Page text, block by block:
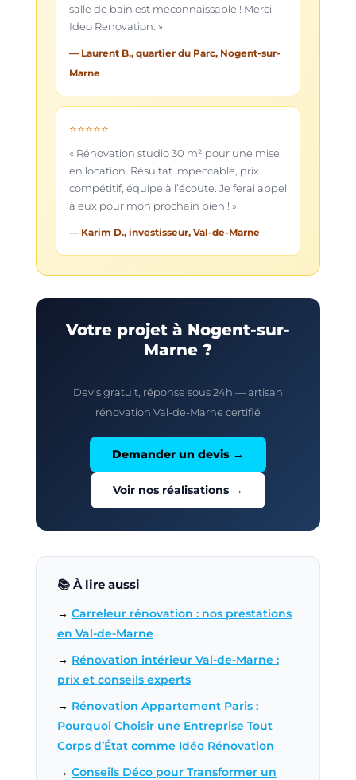
salle de bain est méconnaissable ! Merci
Ideo Renovation. »
— Laurent B., quartier du Parc, Nogent-sur-
Marne
⭐⭐⭐⭐⭐
« Rénovation studio 30 m² pour une mise
en location. Résultat impeccable, prix
compétitif, équipe à l’écoute. Je ferai appel
à eux pour mon prochain bien ! »
— Karim D., investisseur, Val-de-Marne
Votre projet à Nogent-sur-
Marne ?
Devis gratuit, réponse sous 24h — artisan
rénovation Val-de-Marne certifié
Demander un devis →
Voir nos réalisations →
📚 À lire aussi
→ Carreleur rénovation : nos prestations
en Val-de-Marne
→ Rénovation intérieur Val-de-Marne :
prix et conseils experts
→ Rénovation Appartement Paris :
Pourquoi Choisir une Entreprise Tout
Corps d’État comme Idéo Rénovation
→ Conseils Déco pour Transformer un